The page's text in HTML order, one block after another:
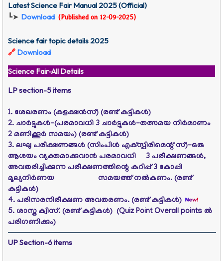
Latest Science Fair Manual 2025(Official)
┗➤ Download (Published on 12-09-2025)
Science fair topic details 2025
🔗 Download
Science Fair-All Details
LP section-5 items
1. ശേഖരണം (കളക്ഷന്‍സ്‌) (രണ്ട്‌ കുട്ടികള്‍)
2. ചാര്‍ട്ടുകള്‍-(പരമാവധി 3 ചാര്‍ട്ടുകള്‍-തത്സമയ നിര്‍മാണം
2 മണിക്കൂര്‍ സമയം) (രണ്ട്‌ കുട്ടികള്‍)
3. ലഘു പരീക്ഷണങ്ങള്‍ (സിംപിള്‍ എക്‌സ്പിരിമെന്റ്‌ സ്‌)-ഒരു
ആശയം വ്യക്തമാക്കുവാൻ പരമാവധി
3 പരീക്ഷണങ്ങള്‍,
അവതരിച്ചിക്കുന്ന പരീക്ഷണത്തിന്റെ കുറിപ്പ്‌ 3 കോപ്പി
മൂല്യനിര്‍ണയ
സമയത്ത്‌ നല്‍കണം. (രണ്ട്‌
കുട്ടികള്‍)
4. പരിസരനിരീക്ഷണ അവതരണം. (രണ്ട്‌ കുട്ടികള്‍)
5. ശാസ്ത ക്വിസ്‌. (രണ്ട്‌ കുട്ടികള്‍) (Quiz Point Overall points ൽ
പരിഗണിക്കും)
UPSection-6items